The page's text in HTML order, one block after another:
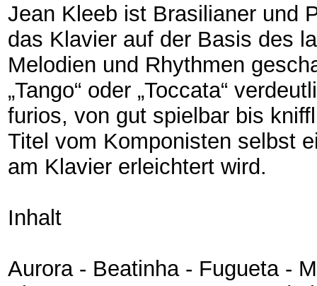
Jean Kleeb ist Brasilianer und
das Klavier auf der Basis des
Melodien und Rhythmen
„Tango“ oder „Toccata“
furios, von gut spielbar bis
Titel vom Komponisten selbst
am Klavier erleichtert wird.
Inhalt
Aurora - Beatinha - Fugueta -